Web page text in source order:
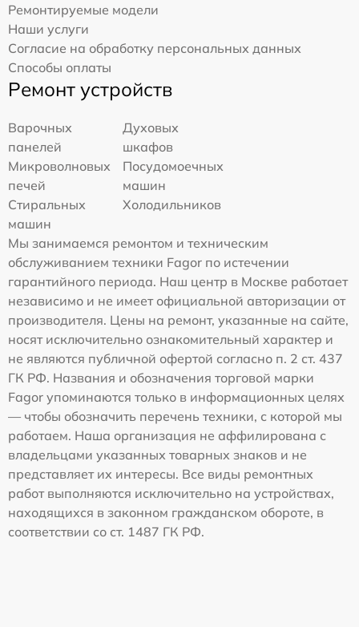
Ремонтируемые модели
Наши услуги
Согласие на обработку персональных данных
Способы оплаты
Ремонт устройств
Варочных
панелей
Духовых
шкафов
Микроволновых
печей
Посудомоечных
машин
Стиральных
машин
Холодильников
Мы занимаемся ремонтом и техническим
обслуживанием техники Fagor по истечении
гарантийного периода. Наш центр в Москве работает
независимо и не имеет официальной авторизации от
производителя. Цены на ремонт, указанные на сайте,
носят исключительно ознакомительный характер и
не являются публичной офертой согласно п. 2 ст. 437
ГК РФ. Названия и обозначения торговой марки
Fagor упоминаются только в информационных целях
— чтобы обозначить перечень техники, с которой мы
работаем. Наша организация не аффилирована с
владельцами указанных товарных знаков и не
представляет их интересы. Все виды ремонтных
работ выполняются исключительно на устройствах,
находящихся в законном гражданском обороте, в
соответствии со ст. 1487 ГК РФ.